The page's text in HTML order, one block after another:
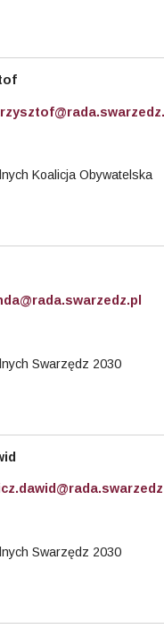
Koalicja Obywatelska
Swarzędz 2030
Swarzędz 2030